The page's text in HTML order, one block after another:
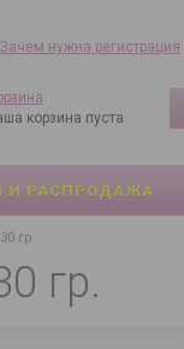
Зачем нужна регистрация
корзина пуста
И РАСПРОДАЖА
гр.
гр.